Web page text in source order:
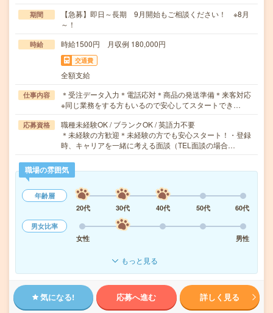
期間
【急募】即日～長期 9月開始もご相談ください！ ※8月
～！
時給 時給1500円 月収例 180,000円
交通費
全額支給
仕事内容
＊受注データ入力＊電話応対＊商品の発送準備＊来客対応
※同じ業務をする方もいるので安心してスタートでき…
応募資格
職種未経験OK / ブランクOK / 英語力不要
＊未経験の方歓迎＊未経験の方でも安心スタート！・登録
時、キャリアを一緒に考える面談（TEL面談の場合…
職場の雰囲気
年齢層
20代
30代 40代 50代
60代
男女比率
女性
男性
もっと見る
気になる! 応募へ進む 詳しく見る